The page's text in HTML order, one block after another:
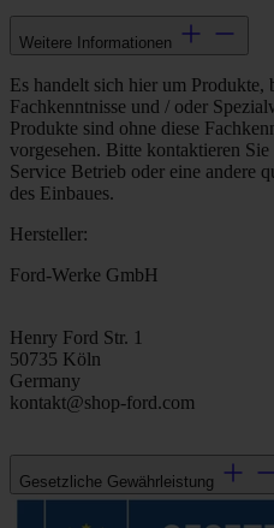
Weitere Informationen
Es handelt sich hier um Produkte,
Fachkenntnisse und / oder
Produkte sind ohne diese
vorgesehen. Bitte kontaktieren
Service Betrieb oder eine andere
des Einbaues.
Hersteller:
Ford-Werke GmbH
Henry Ford Str. 1
50735 Köln
Germany
kontakt@shop-ford.com
Gesetzliche Gewährleistung